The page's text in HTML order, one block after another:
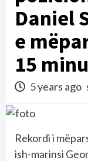
Daniel
e
15
5 years ago
Rekordi i
ish-marinsi